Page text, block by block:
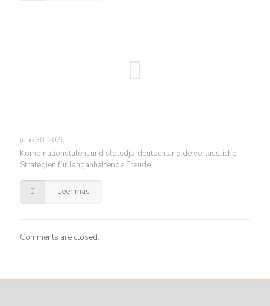
julio 30, 2026
Kombinationstalent und slotsdjs-deutschland.de verlässliche
Strategien für langanhaltende Freude
Leer más
Comments are closed.